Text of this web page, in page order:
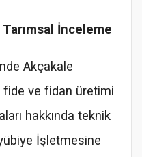
İnceleme
Akçakale
ve fidan üretimi
hakkında teknik
İşletmesine